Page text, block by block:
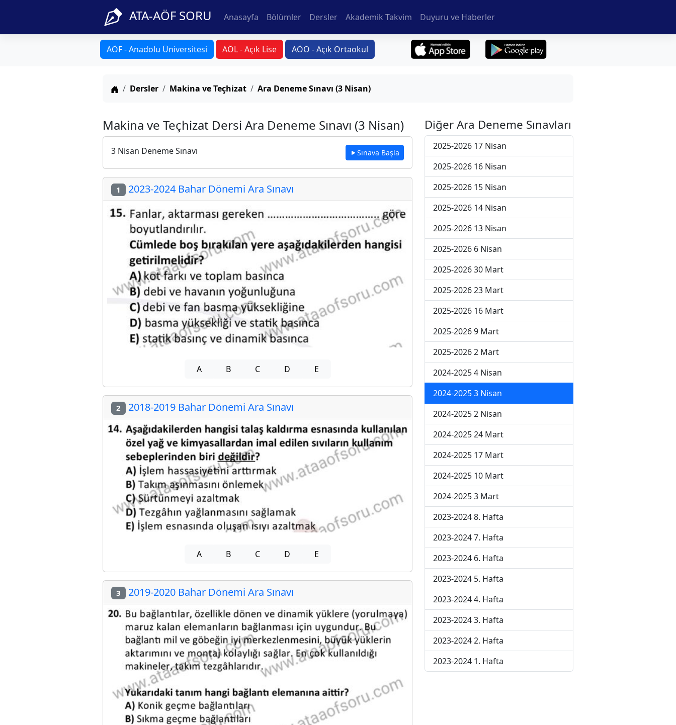
ATA-AÖF SORU Anasayfa Bölümler Dersler Akademik Takvim Duyuru ve Haberler
AÖF - Anadolu Üniversitesi AÖL - Açık Lise AÖO - Açık Ortaokul
Anasayfa
Dersler Makina ve Teçhizat Ara Deneme Sınavı (3 Nisan)
Makina ve Teçhizat Dersi Ara Deneme Sınavı (3 Nisan)
3 Nisan Deneme Sınavı Sınava Başla
1 2023-2024 Bahar Dönemi Ara Sınavı
A B C D E
2 2018-2019 Bahar Dönemi Ara Sınavı
A B C D E
3 2019-2020 Bahar Dönemi Ara Sınavı
Diğer Ara Deneme Sınavları
2025-2026 17 Nisan
2025-2026 16 Nisan
2025-2026 15 Nisan
2025-2026 14 Nisan
2025-2026 13 Nisan
2025-2026 6 Nisan
2025-2026 30 Mart
2025-2026 23 Mart
2025-2026 16 Mart
2025-2026 9 Mart
2025-2026 2 Mart
2024-2025 4 Nisan
2024-2025 3 Nisan
2024-2025 2 Nisan
2024-2025 24 Mart
2024-2025 17 Mart
2024-2025 10 Mart
2024-2025 3 Mart
2023-2024 8. Hafta
2023-2024 7. Hafta
2023-2024 6. Hafta
2023-2024 5. Hafta
2023-2024 4. Hafta
2023-2024 3. Hafta
2023-2024 2. Hafta
2023-2024 1. Hafta